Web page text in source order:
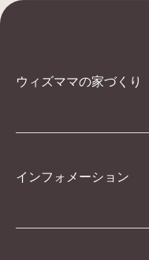
ウィズママの家づくり
インフォメーション